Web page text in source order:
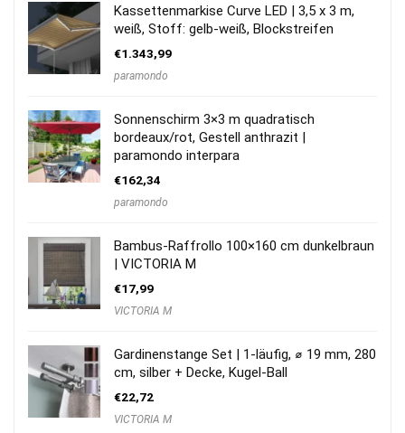
Kassettenmarkise Curve LED | 3,5 x 3 m,
weiß, Stoff: gelb-weiß, Blockstreifen
€1.343,99
paramondo
Sonnenschirm 3×3 m quadratisch
bordeaux/rot, Gestell anthrazit |
paramondo interpara
€162,34
paramondo
Bambus-Raffrollo 100×160 cm dunkelbraun
| VICTORIA M
€17,99
VICTORIA M
Gardinenstange Set | 1-läufig, ⌀ 19 mm, 280
cm, silber + Decke, Kugel-Ball
€22,72
VICTORIA M